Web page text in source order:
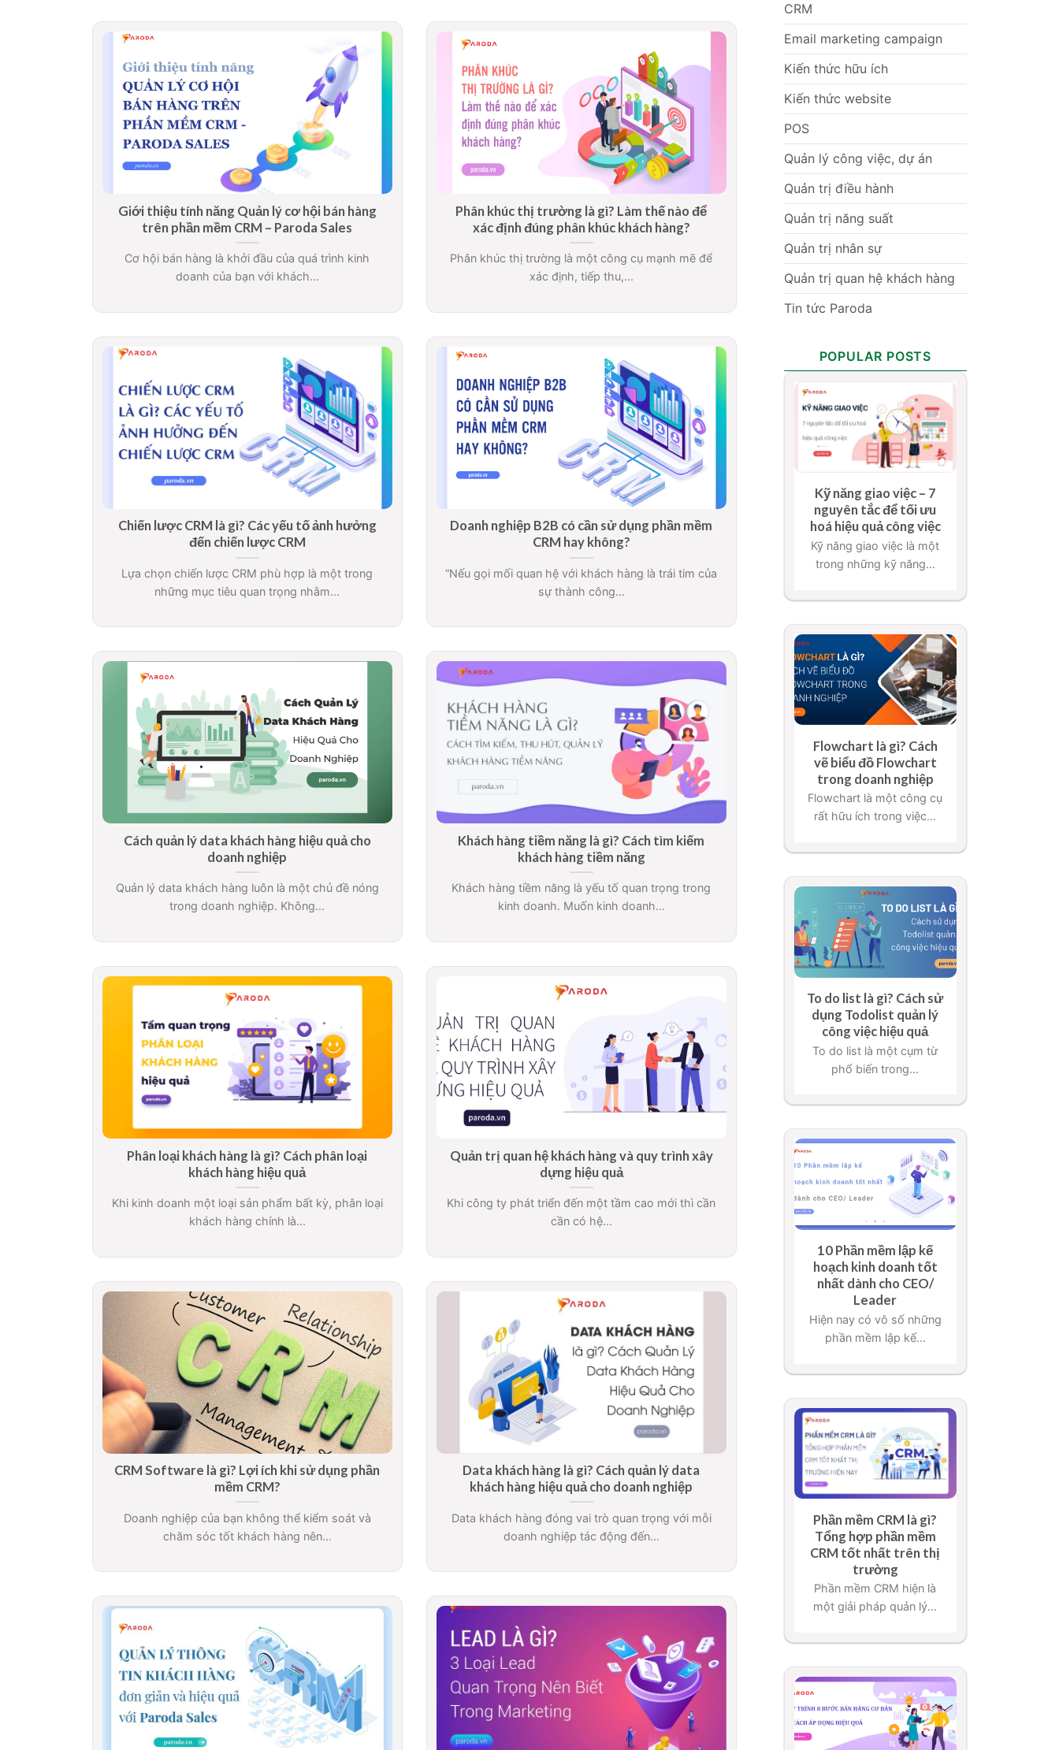
Giới thiệu tính năng Quản lý cơ hội bán hàng
trên phần mềm CRM – Paroda Sales
Cơ hội bán hàng là khởi đầu của quá trình kinh
doanh của bạn với khách...
Phân khúc thị trường là gì? Làm thế nào để
xác định đúng phân khúc khách hàng?
Phân khúc thị trường là một công cụ mạnh mẽ để
xác định, tiếp thu,...
Chiến lược CRM là gì? Các yếu tố ảnh hưởng
đến chiến lược CRM
Lựa chọn chiến lược CRM phù hợp là một trong
những mục tiêu quan trọng nhằm...
Doanh nghiệp B2B có cần sử dụng phần mềm
CRM hay không?
“Nếu gọi mối quan hệ với khách hàng là trái tim của
sự thành công...
Cách quản lý data khách hàng hiệu quả cho
doanh nghiệp
Quản lý data khách hàng luôn là một chủ đề nóng
trong doanh nghiệp. Không...
Khách hàng tiềm năng là gì? Cách tìm kiếm
khách hàng tiềm năng
Khách hàng tiềm năng là yếu tố quan trọng trong
kinh doanh. Muốn kinh doanh...
Phân loại khách hàng là gì? Cách phân loại
khách hàng hiệu quả
Khi kinh doanh một loại sản phẩm bất kỳ, phân loại
khách hàng chính là...
Quản trị quan hệ khách hàng và quy trình xây
dựng hiệu quả
Khi công ty phát triển đến một tầm cao mới thì cần
cần có hệ...
CRM Software là gì? Lợi ích khi sử dụng phần
mềm CRM?
Doanh nghiệp của bạn không thể kiểm soát và
chăm sóc tốt khách hàng nên...
Data khách hàng là gì? Cách quản lý data
khách hàng hiệu quả cho doanh nghiệp
Data khách hàng đóng vai trò quan trọng với mỗi
doanh nghiệp tác động đến...
CRM
Email marketing campaign
Kiến thức hữu ích
Kiến thức website
POS
Quản lý công việc, dự án
Quản trị điều hành
Quản trị năng suất
Quản trị nhân sự
Quản trị quan hệ khách hàng
Tin tức Paroda
POPULAR POSTS
Kỹ năng giao việc – 7
nguyên tắc để tối ưu
hoá hiệu quả công việc
Kỹ năng giao việc là một
trong những kỹ năng...
Flowchart là gì? Cách
vẽ biểu đồ Flowchart
trong doanh nghiệp
Flowchart là một công cụ
rất hữu ích trong việc...
To do list là gì? Cách sử
dụng Todolist quản lý
công việc hiệu quả
To do list là một cụm từ
phổ biến trong...
10 Phần mềm lập kế
hoạch kinh doanh tốt
nhất dành cho CEO/
Leader
Hiện nay có vô số những
phần mềm lập kế...
Phần mềm CRM là gì?
Tổng hợp phần mềm
CRM tốt nhất trên thị
trường
Phần mềm CRM hiện là
một giải pháp quản lý...